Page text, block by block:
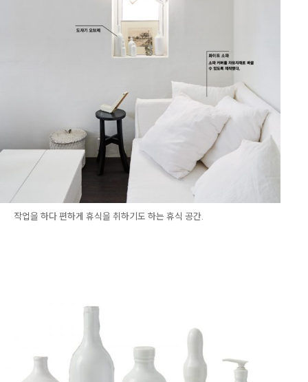
작업을 하다 편하게 휴식을 취하기도 하는 휴식 공간.